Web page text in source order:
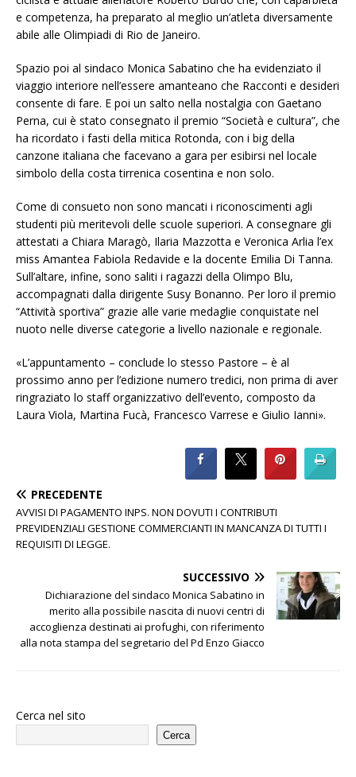
e competenza, ha preparato al meglio un’atleta diversamente
abile alle Olimpiadi di Rio de Janeiro.
Spazio poi al sindaco Monica Sabatino che ha evidenziato il
viaggio interiore nell’essere amanteano che Racconti e desideri
consente di fare. E poi un salto nella nostalgia con Gaetano
Perna, cui è stato consegnato il premio “Società e cultura”, che
ha ricordato i fasti della mitica Rotonda, con i big della
canzone italiana che facevano a gara per esibirsi nel locale
simbolo della costa tirrenica cosentina e non solo.
Come di consueto non sono mancati i riconoscimenti agli
studenti più meritevoli delle scuole superiori. A consegnare gli
attestati a Chiara Maragò, Ilaria Mazzotta e Veronica Arlia l’ex
miss Amantea Fabiola Redavide e la docente Emilia Di Tanna.
Sull’altare, infine, sono saliti i ragazzi della Olimpo Blu,
accompagnati dalla dirigente Susy Bonanno. Per loro il premio
“Attività sportiva” grazie alle varie medaglie conquistate nel
nuoto nelle diverse categorie a livello nazionale e regionale.
«L’appuntamento – conclude lo stesso Pastore – è al
prossimo anno per l’edizione numero tredici, non prima di aver
ringraziato lo staff organizzativo dell’evento, composto da
Laura Viola, Martina Fucà, Francesco Varrese e Giulio Ianni».
PRECEDENTE
AVVISI DI PAGAMENTO INPS. NON DOVUTI I CONTRIBUTI
PREVIDENZIALI GESTIONE COMMERCIANTI IN MANCANZA DI TUTTI I
REQUISITI DI LEGGE.
SUCCESSIVO
Dichiarazione del sindaco Monica Sabatino in
merito alla possibile nascita di nuovi centri di
accoglienza destinati ai profughi, con riferimento
alla nota stampa del segretario del Pd Enzo Giacco
Cerca nel sito
Cerca